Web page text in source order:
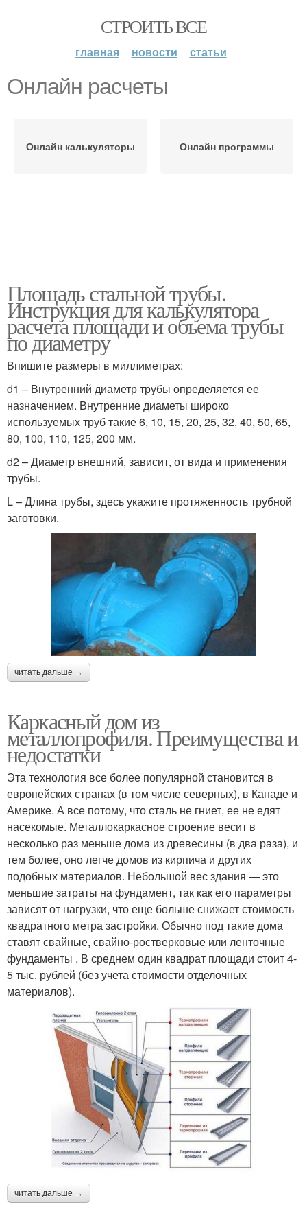
СТРОИТЬ ВСЕ
главная новости статьи
Онлайн расчеты
Онлайн калькуляторы Онлайн программы
Площадь стальной трубы.
Инструкция для калькулятора
расчета площади и объема трубы
по диаметру
Впишите размеры в миллиметрах:
d1 – Внутренний диаметр трубы определяется ее
назначением. Внутренние диаметы широко
используемых труб такие 6, 10, 15, 20, 25, 32, 40, 50, 65,
80, 100, 110, 125, 200 мм.
d2 – Диаметр внешний, зависит, от вида и применения
трубы.
L – Длина трубы, здесь укажите протяженность трубной
заготовки.
читать дальше →
Каркасный дом из
металлопрофиля. Преимущества и
недостатки
Эта технология все более популярной становится в
европейских странах (в том числе северных), в Канаде и
Америке. А все потому, что сталь не гниет, ее не едят
насекомые. Металлокаркасное строение весит в
несколько раз меньше дома из древесины (в два раза), и
тем более, оно легче домов из кирпича и других
подобных материалов. Небольшой вес здания — это
меньшие затраты на фундамент, так как его параметры
зависят от нагрузки, что еще больше снижает стоимость
квадратного метра застройки. Обычно под такие дома
ставят свайные, свайно-ростверковые или ленточные
фундаменты . В среднем один квадрат площади стоит 4-
5 тыс. рублей (без учета стоимости отделочных
материалов).
читать дальше →